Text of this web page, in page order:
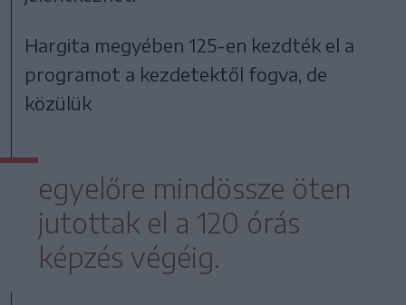
Hargita megyében 125-en kezdték el a
programot a kezdetektől fogva, de
közülük
egyelőre mindössze öten
jutottak el a 120 órás
képzés végéig.